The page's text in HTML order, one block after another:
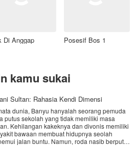
Di Anggap Posesif Bos 1
kamu sukai
Sultan: Rahasia Kendi Dimensi
dunia, Banyu hanyalah seorang pemuda
putus sekolah yang tidak memiliki masa
Kehilangan kakeknya dan divonis memiliki
bawaan membuat hidupnya seolah
jalan buntu. Namun, roda nasib berputar